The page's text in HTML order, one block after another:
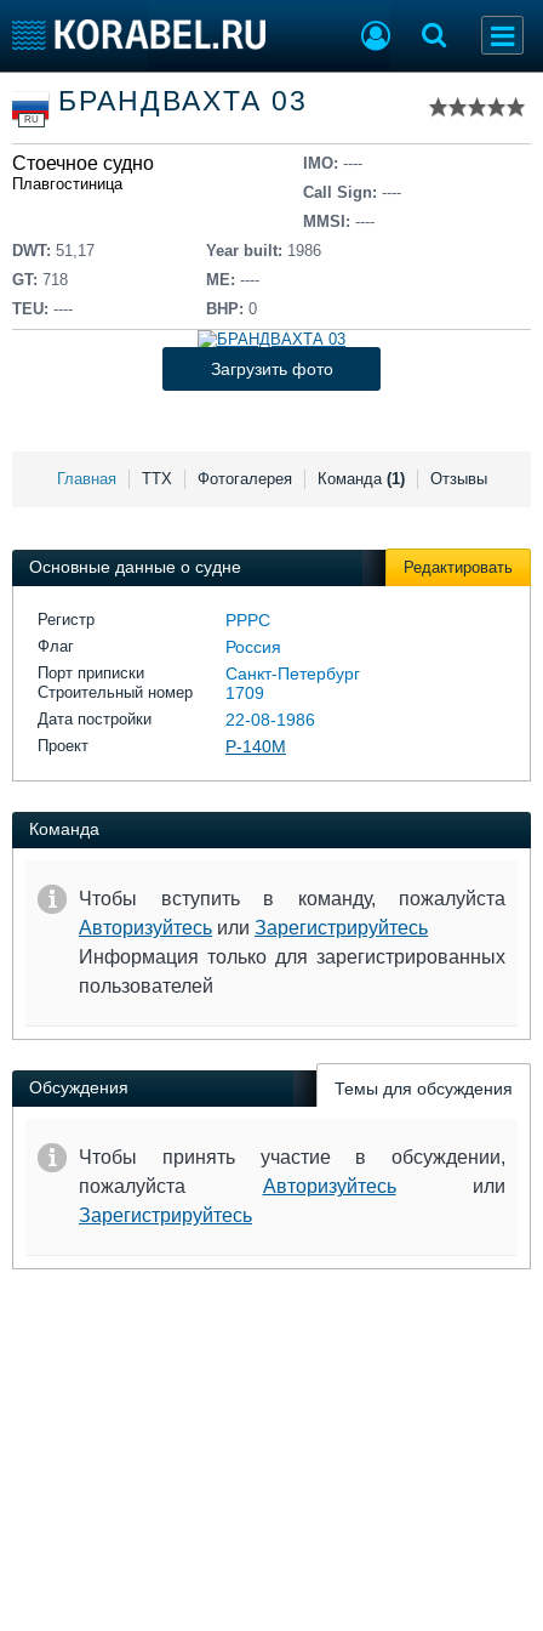
Тип судна
Добавить судно
Добавить проект
Последние 100
Пульс
Новости
Компании
Репутация
Торговая площадка
Доска объявлений
Продажа флота
Оборудование
Изделия
Материалы
Услуги
Выставки и семинары
Личности
Словарь
Галерея флота
Форум
RU
БРАНДВАХТА 03
Стоечное судно
Плавгостиница
IMO: ----
Call Sign: ----
MMSI: ----
DWT: 51,17
GT: 718
TEU: ----
Year built: 1986
ME: ----
BHP: 0
Загрузить фото
Главная ТТХ Фотогалерея Команда (1) Отзывы
Основные данные о судне Редактировать
Регистр РРРС
Флаг Россия
Порт приписки Санкт-Петербург
Строительный номер 1709
Дата постройки 22-08-1986
Проект Р-140М
Команда
Чтобы вступить в команду, пожалуйста
Авторизуйтесь или Зарегистрируйтесь
Информация только для зарегистрированных
пользователей
Обсуждения Темы для обсуждения
Чтобы принять участие в обсуждении,
пожалуйста Авторизуйтесьили
Зарегистрируйтесь